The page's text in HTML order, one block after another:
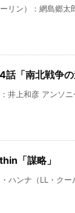
リン）：網島郷太
「南北戦争の
井上和彦 アンソ
「謀略」
ハンナ（LL・ク